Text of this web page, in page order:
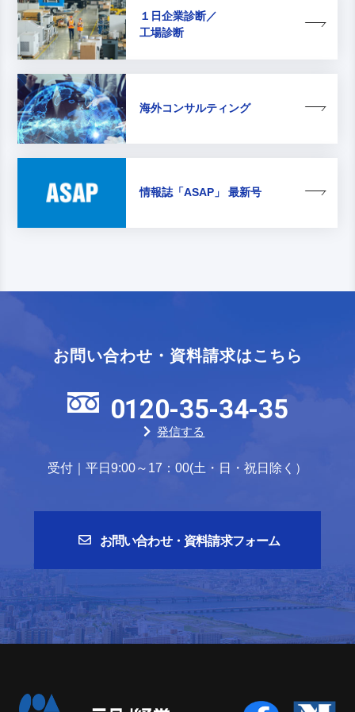
１日企業診断／
工場診断
海外コンサルティング
情報誌「ASAP」 最新号
お問い合わせ・資料請求はこちら
0120-35-34-35
発信する
受付｜平日9:00～17：00(土・日・祝日除く）
お問い合わせ・資料請求フォーム